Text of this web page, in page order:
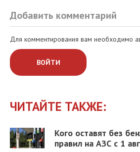
Добавить комментарий
Для комментирования вам необходимо
ВОЙТИ
ЧИТАЙТЕ ТАКЖЕ:
Кого оставят без
правил на АЗС с 1